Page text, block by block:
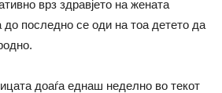
врз здравјето на жената
до последно се оди на тоа детето да
доаѓа еднаш неделно во текот